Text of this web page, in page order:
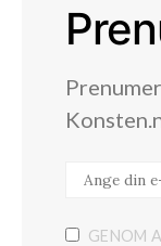
GENOM